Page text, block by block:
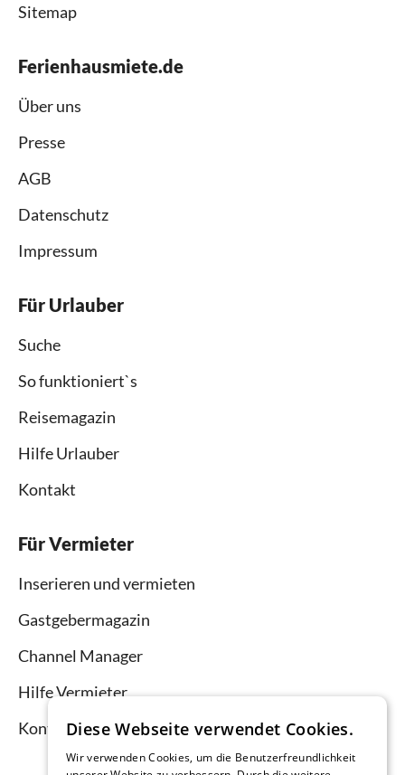
Sitemap
Ferienhausmiete.de
Über uns
Presse
AGB
Datenschutz
Impressum
Für Urlauber
Suche
So funktioniert`s
Reisemagazin
Hilfe Urlauber
Kontakt
Für Vermieter
Inserieren und vermieten
Gastgebermagazin
Channel Manager
Hilfe Vermieter
KontaktDiese Webseite verwendet Cookies.
Wir verwenden Cookies, um die Benutzerfreundlichkeit